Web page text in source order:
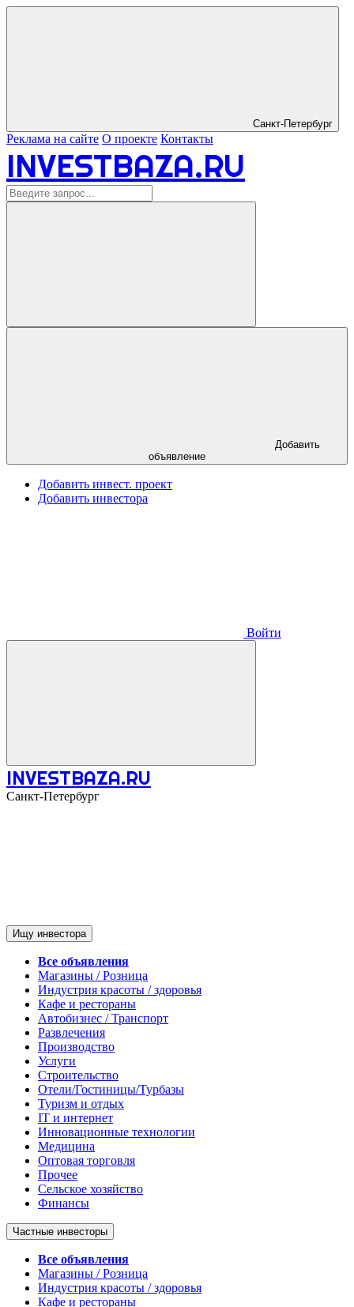
Санкт-Петербург
Реклама на сайте О проекте Контакты
INVESTBAZA.RU
объявление
Добавить инвест. проект
Добавить инвестора
Войти
INVESTBAZA.RU
Санкт-Петербург
Ищу инвестора
Все объявления
Магазины / Розница
Индустрия красоты / здоровья
Кафе и рестораны
Автобизнес / Транспорт
Развлечения
Производство
Услуги
Строительство
Отели/Гостиницы/Турбазы
Туризм и отдых
IT и интернет
Инновационные технологии
Медицина
Оптовая торговля
Прочее
Сельское хозяйство
Финансы
Частные инвесторы
Все объявления
Магазины / Розница
Индустрия красоты / здоровья
Кафе и рестораны